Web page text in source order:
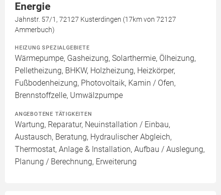
Energie
Jahnstr. 57/1, 72127 Kusterdingen (17km von 72127
Ammerbuch)
HEIZUNG SPEZIALGEBIETE
Wärmepumpe, Gasheizung, Solarthermie, Ölheizung,
Pelletheizung, BHKW, Holzheizung, Heizkörper,
Fußbodenheizung, Photovoltaik, Kamin / Ofen,
Brennstoffzelle, Umwälzpumpe
ANGEBOTENE TÄTIGKEITEN
Wartung, Reparatur, Neuinstallation / Einbau,
Austausch, Beratung, Hydraulischer Abgleich,
Thermostat, Anlage & Installation, Aufbau / Auslegung,
Planung / Berechnung, Erweiterung